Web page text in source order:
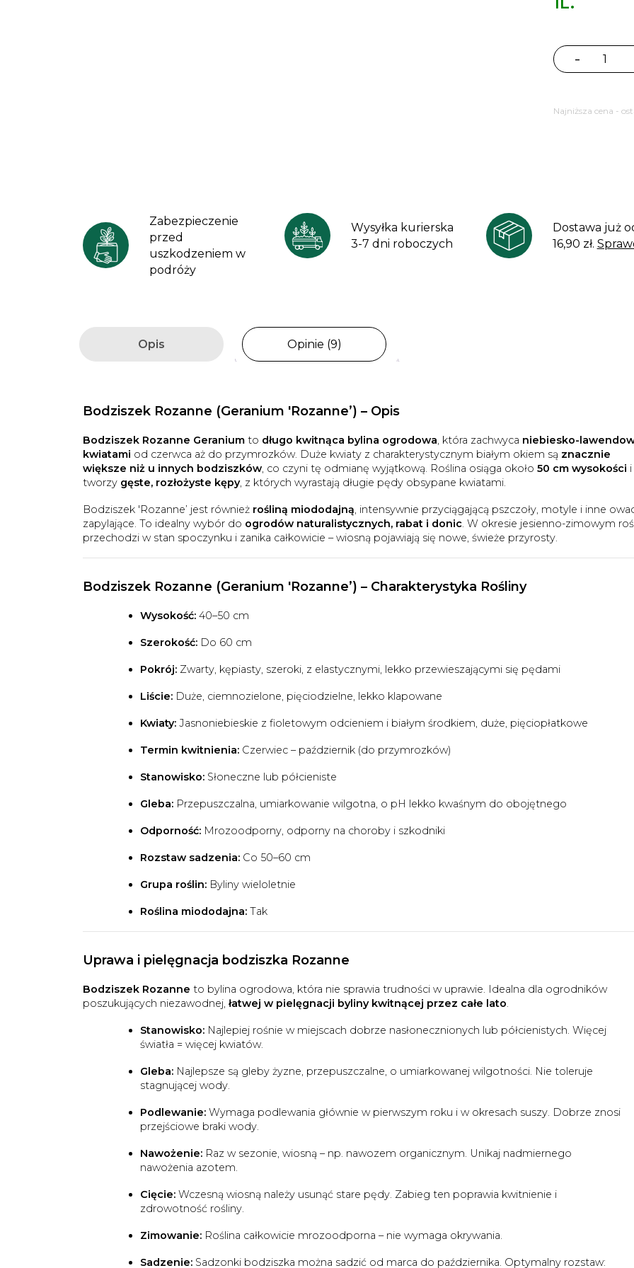
-
ilość
Geranium
Najniższa cena -
Zabezpieczenie
przed
uszkodzeniem w
podróży
Wysyłka kurierska
3-7 dni roboczych
Dostawa już
16,90 zł.
Opis Opinie (9)
Bodziszek Rozanne (Geranium 'Rozanne’) – Opis
Bodziszek Rozanne Geranium to długo kwitnąca bylina ogrodowa, która zachwyca niebiesko-
kwiatami od czerwca aż do przymrozków. Duże kwiaty z charakterystycznym białym okiem są znacznie
większe niż u innych bodziszków, co czyni tę odmianę wyjątkową. Roślina osiąga około 50 cm wysokości i
tworzy gęste, rozłożyste kępy, z których wyrastają długie pędy obsypane kwiatami.
Bodziszek 'Rozanne’ jest również rośliną miododajną, intensywnie przyciągającą pszczoły, motyle i inne
zapylające. To idealny wybór do ogrodów naturalistycznych, rabat i donic. W okresie jesienno-zimowym
przechodzi w stan spoczynku i zanika całkowicie – wiosną pojawiają się nowe, świeże przyrosty.
Bodziszek Rozanne (Geranium 'Rozanne’) – Charakterystyka Rośliny
Wysokość: 40–50 cm
Szerokość: Do 60 cm
Pokrój: Zwarty, kępiasty, szeroki, z elastycznymi, lekko przewieszającymi się pędami
Liście: Duże, ciemnozielone, pięciodzielne, lekko klapowane
Kwiaty: Jasnoniebieskie z fioletowym odcieniem i białym środkiem, duże, pięciopłatkowe
Termin kwitnienia: Czerwiec – październik (do przymrozków)
Stanowisko: Słoneczne lub półcieniste
Gleba: Przepuszczalna, umiarkowanie wilgotna, o pH lekko kwaśnym do obojętnego
Odporność: Mrozoodporny, odporny na choroby i szkodniki
Rozstaw sadzenia: Co 50–60 cm
Grupa roślin: Byliny wieloletnie
Roślina miododajna: Tak
Uprawa i pielęgnacja bodziszka Rozanne
Bodziszek Rozanne to bylina ogrodowa, która nie sprawia trudności w uprawie. Idealna dla ogrodników
poszukujących niezawodnej, łatwej w pielęgnacji byliny kwitnącej przez całe lato.
Stanowisko: Najlepiej rośnie w miejscach dobrze nasłonecznionych lub półcienistych. Więcej
światła = więcej kwiatów.
Gleba: Najlepsze są gleby żyzne, przepuszczalne, o umiarkowanej wilgotności. Nie toleruje
stagnującej wody.
Podlewanie: Wymaga podlewania głównie w pierwszym roku i w okresach suszy. Dobrze znosi
przejściowe braki wody.
Nawożenie: Raz w sezonie, wiosną – np. nawozem organicznym. Unikaj nadmiernego
nawożenia azotem.
Cięcie: Wczesną wiosną należy usunąć stare pędy. Zabieg ten poprawia kwitnienie i
zdrowotność rośliny.
Zimowanie: Roślina całkowicie mrozoodporna – nie wymaga okrywania.
Sadzenie: Sadzonki bodziszka można sadzić od marca do października. Optymalny rozstaw: